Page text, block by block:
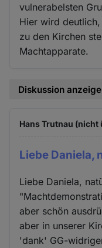
vulnerabelsten
Hier wird
zu den Kirchen
Machtapparate.
Diskussion
Hans Trutnau (nicht
Liebe Daniela,
Liebe Daniela,
aber schön
aber in unserer
'dank' GG-